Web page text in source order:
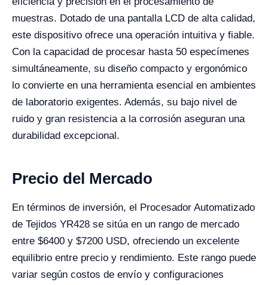
muestras. Dotado de una pantalla LCD de alta calidad,
este dispositivo ofrece una operación intuitiva y fiable.
Con la capacidad de procesar hasta 50 especímenes
simultáneamente, su diseño compacto y ergonómico
lo convierte en una herramienta esencial en ambientes
de laboratorio exigentes. Además, su bajo nivel de
ruido y gran resistencia a la corrosión aseguran una
durabilidad excepcional.
Precio del Mercado
En términos de inversión, el Procesador Automatizado
de Tejidos YR428 se sitúa en un rango de mercado
entre $6400 y $7200 USD, ofreciendo un excelente
equilibrio entre precio y rendimiento. Este rango puede
variar según costos de envío y configuraciones